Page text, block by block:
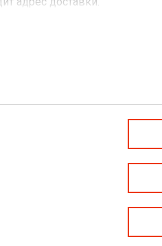
Бесплатная
Оплатить заказ